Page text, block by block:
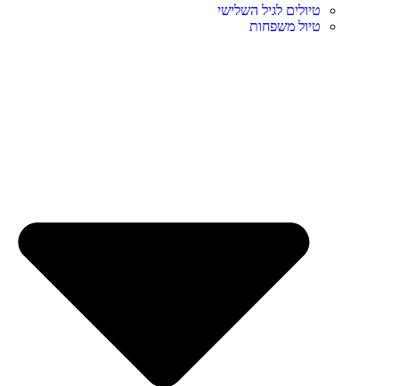
טיולים לגיל השלישי
טיול משפחות